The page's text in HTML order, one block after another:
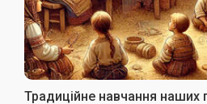
Традиційне навчання наших